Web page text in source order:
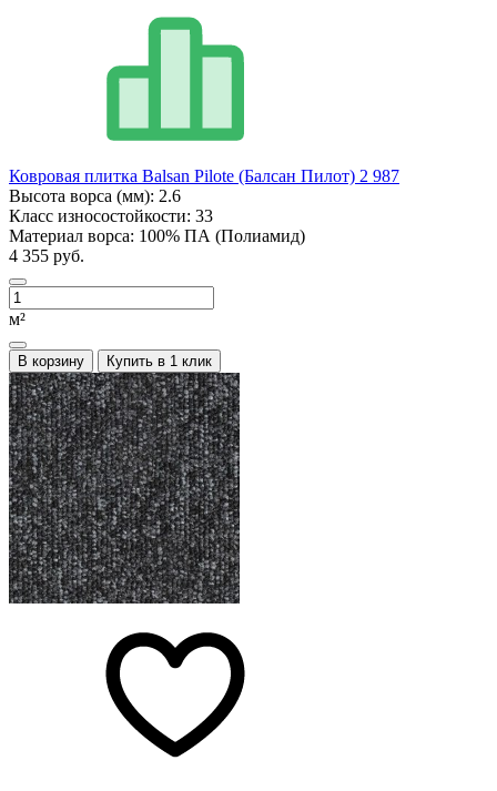
Ковровая плитка Balsan Pilote (Балсан Пилот) 2 987
Высота ворса (мм): 2.6
Класс износостойкости: 33
Материал ворса: 100% ПА (Полиамид)
4 355 руб.
м²
В корзину Купить в 1 клик